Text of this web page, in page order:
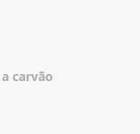
carvão